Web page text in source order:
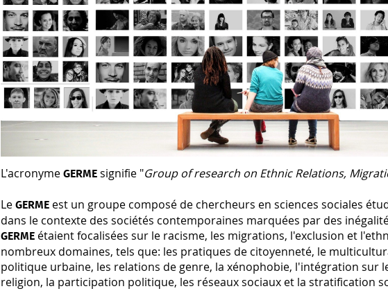
L'acronymeGERME signifie "Group of research on Ethnic Relations,
LeGERME est un groupe composé de chercheurs en sciences sociales
dans le contexte des sociétés contemporaines marquées par des
GERME étaient focalisées sur le racisme, les migrations, l'exclusion et
nombreux domaines, tels que: les pratiques de citoyenneté, le
politique urbaine, les relations de genre, la xénophobie, l'intégration sur
religion, la participation politique, les réseaux sociaux et la stratification